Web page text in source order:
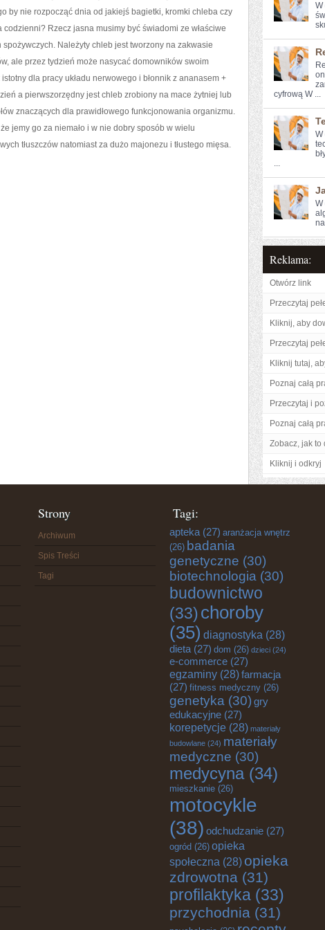
by nie rozpocząć dnia od jakiejś bagietki, kromki chleba czy
Rzecz jasna musimy być świadomi ze właściwe
Należyty chleb jest tworzony na zakwasie
ale przez tydzień może nasycać domowników swoim
dla pracy układu nerwowego i błonnik z ananasem +
a pierwszorzędny jest chleb zrobiony na mace żytniej lub
znaczących dla prawidłowego funkcjonowania organizmu.
jemy go za niemało i w nie dobry sposób w wielu
tłuszczów natomiast za dużo majonezu i tłustego mięsa.
W
cyfrową W ...
W
...
W
Reklama:
Otwórz link
Przeczytaj
Kliknij, aby
Przeczytaj
Kliknij tutaj,
Poznaj całą
Przeczytaj i
Poznaj całą
Zobacz, jak to
Kliknij i odkryj
Strony
Archiwum
Spis Treści
Tagi
Tagi:
apteka (27) aranżacja wnętrz
(26) badania
genetyczne (30)
biotechnologia (30)
budownictwo
(33)choroby
(35) diagnostyka (28)
dieta (27) dom (26) dzieci (24)
e-commerce (27)
egzaminy (28)farmacja
(27) fitness medyczny (26)
genetyka (30) gry
edukacyjne (27)
korepetycje (28) materiały
budowlane (24) materiały
medyczne (30)
medycyna(34)
mieszkanie (26)
motocykle
(38) odchudzanie (27)
ogród (26) opieka
społeczna (28) opieka
zdrowotna (31)
profilaktyka (33)
przychodnia (31)